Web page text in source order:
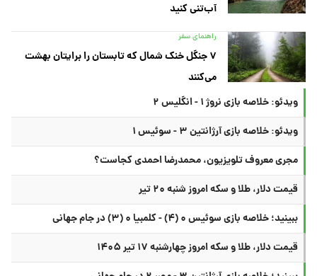
آب‌تنی کنید
راهنمای سفر
۷ جنگل خنک شمال که تابستان را برایتان بهشت
می‌کنند
ویدئو: خلاصه بازی نروژ ۱ - انگلیس ۲
ویدئو: خلاصه بازی آرژانتین ۳ - سوئیس ۱
مجری معروف تلویزیون، محمدرضا احمدی کجاست؟
قیمت دلار، طلا و سکه امروز شنبه ۲۰ تیر
ببینید؛ خلاصه بازی سوئیس ۰ (۴) - کلمبیا ۰ (۳) در جام جهانی
قیمت دلار، طلا و سکه امروز چهارشنبه ۱۷ تیر ۱۴۰۵